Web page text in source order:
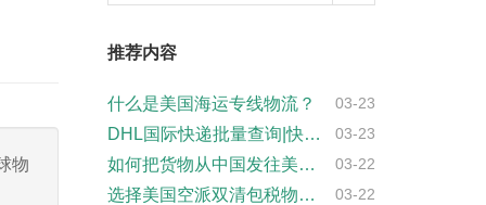
物
推荐内容
什么是美国海运专线物流？ 03-23
DHL国际快递批量查询|快捷高效 03-23
如何把货物从中国发往美国亚马逊FBA仓库 03-22
选择美国空派双清包税物流的3大关键要点，··· 03-22